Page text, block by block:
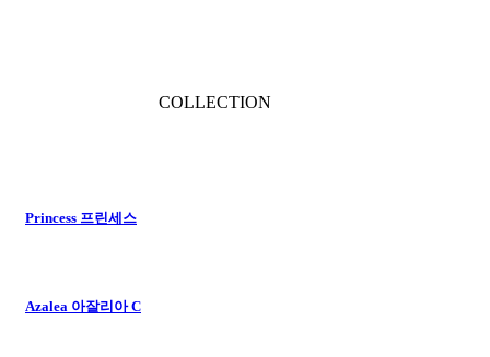
COLLECTION
Princess 프린세스
Azalea 아잘리아 C